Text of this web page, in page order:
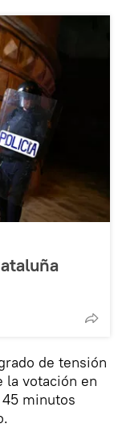
de tensión
la votación en
minutos